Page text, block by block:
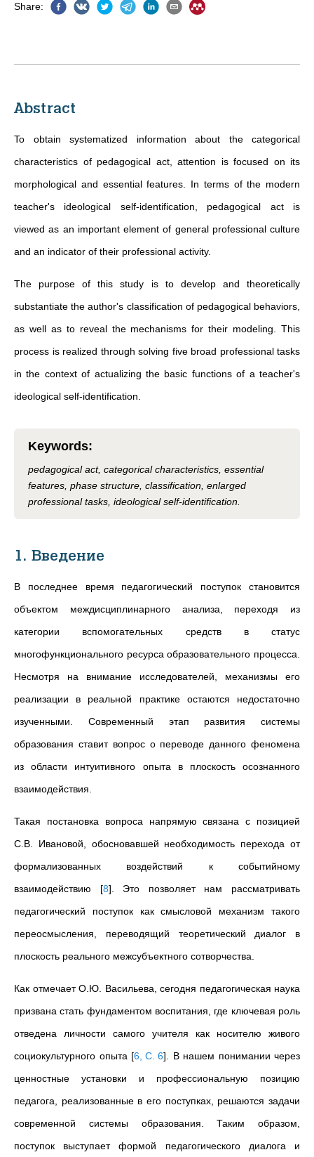
Share:
Abstract
To obtain systematized information about the categorical
characteristics of pedagogical act, attention is focused on its
morphological and essential features. In terms of the modern
teacher's ideological self-identification, pedagogical act is
viewed as an important element of general professional culture
and an indicator of their professional activity.
The purpose of this study is to develop and theoretically
substantiate the author's classification of pedagogical behaviors,
as well as to reveal the mechanisms for their modeling. This
process is realized through solving five broad professional tasks
in the context of actualizing the basic functions of a teacher's
ideological self-identification.
Keywords:
pedagogical act, categorical characteristics, essential
features, phase structure, classification, enlarged
professional tasks, ideological self-identification.
1. Введение
В последнее время педагогический поступок становится
объектом междисциплинарного анализа, переходя из
категории вспомогательных средств в статус
многофункционального ресурса образовательного процесса.
Несмотря на внимание исследователей, механизмы его
реализации в реальной практике остаются недостаточно
изученными. Современный этап развития системы
образования ставит вопрос о переводе данного феномена
из области интуитивного опыта в плоскость осознанного
взаимодействия.
Такая постановка вопроса напрямую связана с позицией
С.В. Ивановой, обосновавшей необходимость перехода от
формализованных воздействий к событийному
взаимодействию [8] . Это позволяет нам рассматривать
педагогический поступок как смысловой механизм такого
переосмысления, переводящий теоретический диалог в
плоскость реального межсубъектного сотворчества.
Как отмечает О.Ю. Васильева, сегодня педагогическая наука
призвана стать фундаментом воспитания, где ключевая роль
отведена личности самого учителя как носителю живого
социокультурного опыта [6, С. 6] . В нашем понимании через
ценностные установки и профессиональную позицию
педагога, реализованные в его поступках, решаются задачи
современной системы образования. Таким образом,
поступок выступает формой педагогического диалога и